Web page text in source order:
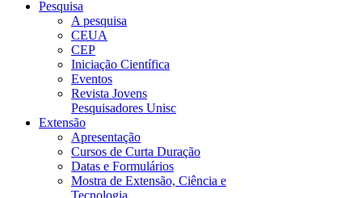
Pesquisa
A pesquisa
CEUA
CEP
Iniciação Científica
Eventos
Revista Jovens
Pesquisadores Unisc
Extensão
Apresentação
Cursos de Curta Duração
Datas e Formulários
Mostra de Extensão, Ciência e
Tecnologia